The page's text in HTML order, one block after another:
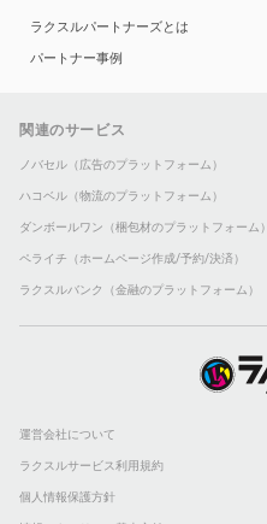
ラクスルパートナーズとは
パートナー事例
関連のサービス
ノバセル（広告のプラットフォーム）
ハコベル（物流のプラットフォーム）
ダンボールワン（梱包材のプラットフォーム）
ペライチ（ホームページ作成/予約/決済）
ラクスルバンク（金融のプラットフォーム）
運営会社について
ラクスルサービス利用規約
個人情報保護方針